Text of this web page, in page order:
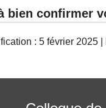
bien confirmer
: 5 février 2025